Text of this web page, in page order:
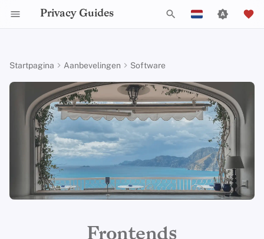
Privacy Guides
o
e
Español
Français
עִברִית
Italiano
Nederlands
中文 (繁體)
中文 (繁體，台灣)
Waarom privacy
belangrijk is
Dreigingsmodellering
Veel voorkomende
bedreigingen
Veel voorkomende
Introduction to
Passwords
Multifactor-
Choosing Your
E-mail Beveiliging
Inleiding tot DNS
Tor Overzicht
Privé betalingen
Soorten
Android Overview
iOS Overzicht
Linux Overzicht
macOS Overview
Qubes Overzicht
Windows
DNS Filtering
Email Servers
File Management
Tor Browser
Desktop Browsers
Mobiele browsers
Browserextensies
Cloud opslag
Data Removal Services
DNS-resolvers
Email Aliasing
Email Diensten
Financiële diensten
Reddit
Redlib
YouTube
Invidious
Piped
Mobiele telefoons
Security Keys
Android Alternatieve Distributions
General Apps
Obtaining Applications
Desktop/PC
Router Firmware
Alternative Networks
Device Integrity
Activist Toolbox Check Your Laws
Choose Your Tools
Expand Your Perspective
Support The Community
Build Alliances
Make It Accessible
Legal Resources
Data Protection
Over Privacy Guides
Donate
Teamleden
Beleidstukken
General Criteria
Donation Acceptance
Executive Policy
Privacy Policy
Notices and Disclaimers
Gemeenschap
Job Openings
Contributors
Online diensten
Gedragscode
Webverkeersstatistieken
Schrijfgids
Technische gids
Startpagina Aanbevelingen Software
Frontends